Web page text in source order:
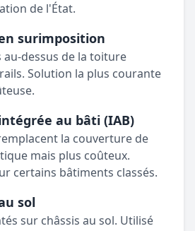
de l'État.
surimposition
au-dessus de la toiture
Solution la plus courante
au bâti (IAB)
la couverture de
mais plus coûteux.
certains bâtiments classés.
sol
sur châssis au sol. Utilisé